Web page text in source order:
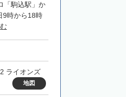
「駒込駅」か
9時から18時
ライオンズ
地図